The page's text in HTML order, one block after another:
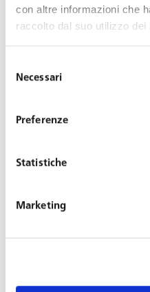
con altre informazioni che
raccolto dal suo utilizzo dei
delNecessari
Preferenze
Statistiche
Marketing
+39